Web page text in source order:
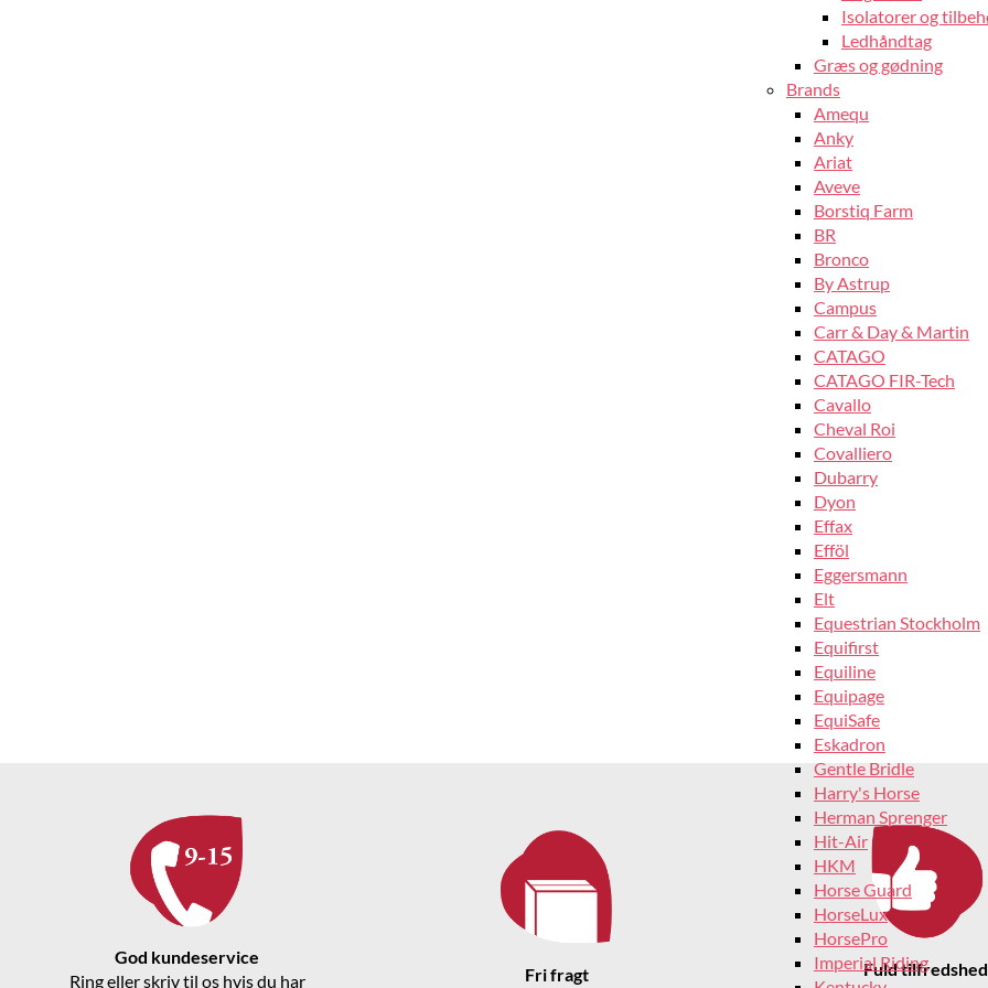
Isolatorer og
Ledhåndtag
Græs og gødning
Brands
Amequ
Anky
Ariat
Aveve
Borstiq Farm
BR
Bronco
By Astrup
Campus
Carr & Day & Martin
CATAGO
CATAGO FIR-Tech
Cavallo
Cheval Roi
Covalliero
Dubarry
Dyon
Effax
Efföl
Eggersmann
Elt
Equestrian Stockholm
Equifirst
Equiline
Equipage
EquiSafe
Eskadron
Gentle Bridle
Harry's Horse
Herman Sprenger
Hit-Air
HKM
Horse Guard
HorseLux
HorsePro
Imperial Riding
God kundeservice
Ring eller skriv til os hvis du har
Fri fragt
Fuld tilfredshed